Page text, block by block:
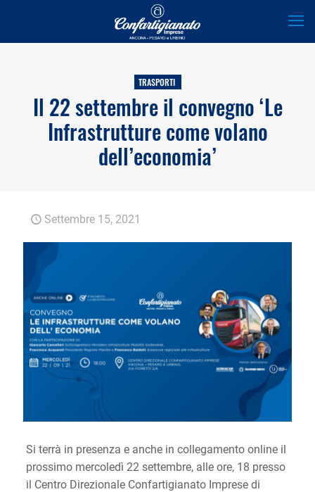
TRASPORTI
Il 22 settembre il convegno ‘Le
Infrastrutture come volano
dell’economia’
Settembre 15, 2021
Si terrà in presenza e anche in collegamento online il
prossimo mercoledì 22 settembre, alle ore, 18 presso
il Centro Direzionale Confartigianato Imprese di